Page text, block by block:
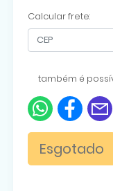
Calcular frete:
também é
Esgotado